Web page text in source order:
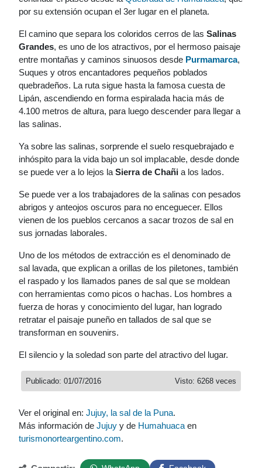
por su extensión ocupan el 3er lugar en el planeta.
El camino que separa los coloridos cerros de las Salinas
Grandes, es uno de los atractivos, por el hermoso paisaje
entre montañas y caminos sinuosos desde Purmamarca,
Suques y otros encantadores pequeños poblados
quebradeños. La ruta sigue hasta la famosa cuesta de
Lipán, ascendiendo en forma espiralada hacia más de
4.100 metros de altura, para luego descender para llegar a
las salinas.
Ya sobre las salinas, sorprende el suelo resquebrajado e
inhóspito para la vida bajo un sol implacable, desde donde
se puede ver a lo lejos la Sierra de Chañi a los lados.
Se puede ver a los trabajadores de la salinas con pesados
abrigos y anteojos oscuros para no enceguecer. Ellos
vienen de los pueblos cercanos a sacar trozos de sal en
sus jornadas laborales.
Uno de los métodos de extracción es el denominado de
sal lavada, que explican a orillas de los piletones, también
el raspado y los llamados panes de sal que se moldean
con herramientas como picos o hachas. Los hombres a
fuerza de horas y conocimiento del lugar, han logrado
retratar el paisaje puneño en tallados de sal que se
transforman en souvenirs.
El silencio y la soledad son parte del atractivo del lugar.
Visto: 6268 veces
Publicado: 01/07/2016
Ver el original en: Jujuy, la sal de la Puna.
Más información de Jujuy y de Humahuaca en
turismonorteargentino.com.